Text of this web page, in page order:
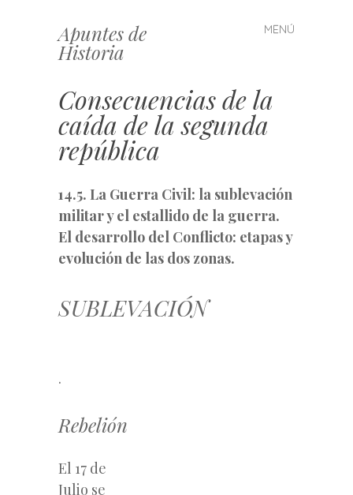
Apuntes de
Historia
MENÚ
Saltar
al
Consecuencias de la
caída de la segunda
república
14.5. La Guerra Civil: la sublevación
militar y el estallido de la guerra.
El desarrollo del Conflicto: etapas y
evolución de las dos zonas.
SUBLEVACIÓN
.
Rebelión
El 17 de
Julio se